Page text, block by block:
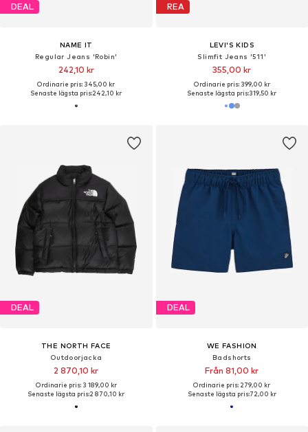
DEAL
NAME IT
Regular Jeans 'Robin'
242,10 kr
Ordinarie pris: 345,00 kr
Senaste lägsta pris:242,10 kr
REA
LEVI'S KIDS
Slimfit Jeans '511'
355,00 kr
Ordinarie pris: 399,00 kr
Senaste lägsta pris:319,50 kr
DEAL
THE NORTH FACE
Outdoorjacka
2 870,10 kr
Ordinarie pris: 3 189,00 kr
Senaste lägsta pris:2 870,10 kr
DEAL
WE FASHION
Badshorts
Från 81,00 kr
Ordinarie pris: 279,00 kr
Senaste lägsta pris:72,00 kr